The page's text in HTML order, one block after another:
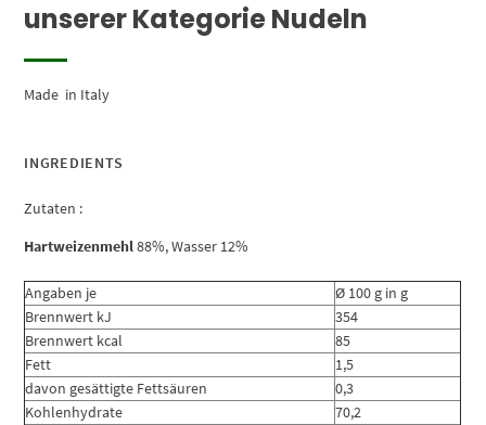
unserer Kategorie Nudeln
Made in Italy
INGREDIENTS
Zutaten :
Hartweizenmehl88%, Wasser 12%
Angaben je
Ø 100 g in g
Brennwert kJ
354
Brennwert kcal
85
Fett
1,5
davon gesättigte Fettsäuren
0,3
Kohlenhydrate
70,2